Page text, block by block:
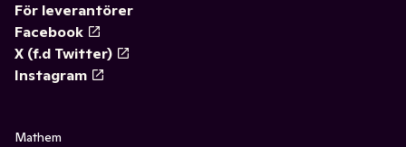
För leverantörer
Facebook
X (f.d Twitter)
Instagram
Mathem